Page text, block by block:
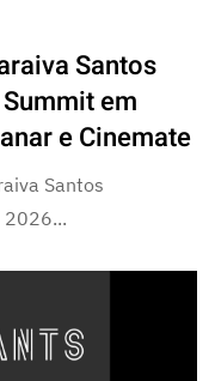
Santos
em
e Cinemate
Santos
2026...